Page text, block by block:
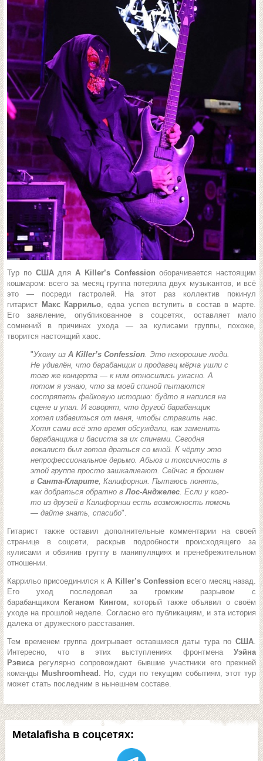
Metalafisha в соцсетях:
Тур по СШАдля A Killer’s Confession оборачивается настоящим
кошмаром: всего за месяц группа потеряла двух музыкантов, и всё
это — посреди гастролей. На этот раз коллектив покинул
гитарист Макс Каррильо, едва успев вступить в состав в марте.
Его заявление, опубликованное в соцсетях, оставляет мало
сомнений в причинах ухода — за кулисами группы, похоже,
творится настоящий хаос.
"Ухожу из A Killer’s Confession. Это нехорошие люди.
Не удивлён, что барабанщик и продавец мёрча ушли с
того же концерта — к ним относились ужасно. А
потом я узнаю, что за моей спиной пытаются
состряпать фейковую историю: будто я напился на
сцене и упал. И говорят, что другой барабанщик
хотел избавиться от меня, чтобы стравить нас.
Хотя сами всё это время обсуждали, как заменить
барабанщика и басиста за их спинами. Сегодня
вокалист был готов драться со мной. К чёрту это
непрофессиональное дерьмо. Абьюз и токсичность в
этой группе просто зашкаливают. Сейчас я брошен
в Санта-Кларите, Калифорния. Пытаюсь понять,
как добраться обратно вЛос-Анджелес. Если у кого-
то из друзей в Калифорнии есть возможность помочь
— дайте знать, спасибо".
Гитарист также оставил дополнительные комментарии на своей
странице в соцсети, раскрыв подробности происходящего за
кулисами и обвинив группу в манипуляциях и пренебрежительном
отношении.
Каррильо присоединился кA Killer’s Confession всего месяц назад.
Его уход последовал за громким разрывом с
барабанщиком
Кеганом Кингом, который также объявил о своём
уходе на прошлой неделе. Согласно его публикациям, и эта история
далека от дружеского расставания.
Тем временем группа доигрывает оставшиеся даты тура по США.
Интересно, что в этих выступлениях фронтмена Уэйна
Рэвисарегулярно сопровождают бывшие участники его прежней
команды Mushroomhead . Но, судя по текущим событиям, этот тур
может стать последним в нынешнем составе.